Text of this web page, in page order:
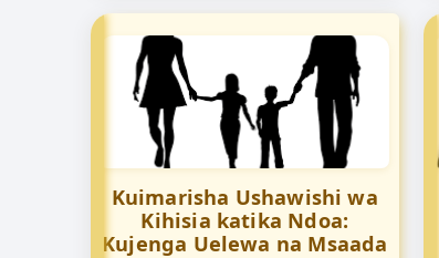
Kuimarisha Ushawishi wa
Kihisia katika Ndoa:
Kujenga Uelewa na Msaada